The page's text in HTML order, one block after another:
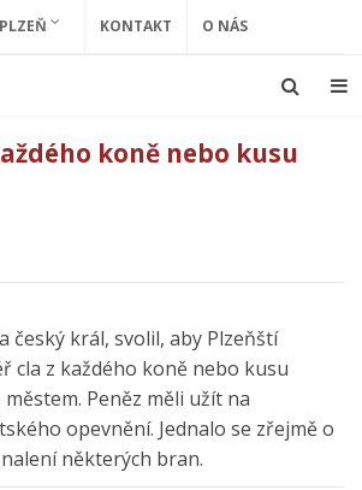
KONTAKT O NÁS
koně nebo kusu
český král, svolil, aby Plzeňští
cla z každého koně nebo kusu
Peněz měli užít na
opevnění. Jednalo se zřejmě o
některých bran.